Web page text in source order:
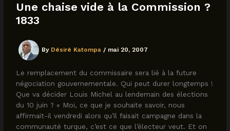
Une chaise vide à la Commission ?
1833
By Désiré Katompa / mai 20, 2007
Le remplacement du commissaire sera lié à la future
négociation gouvernementale. Qui peut durer longtemps !
Que va décider Louis Michel au lendemain des élections
du 10 juin ? « Moi, ce que je souhaite savoir, nous
affirmait-il vendredi alors qu’il faisait campagne dans la
communauté turque, c’est ce que l’électeur veut. Et on